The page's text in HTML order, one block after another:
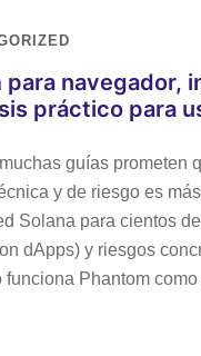
para navegador,
práctico para
guías prometen
y de riesgo es
Solana para cientos
dApps) y riesgos
funciona Phantom